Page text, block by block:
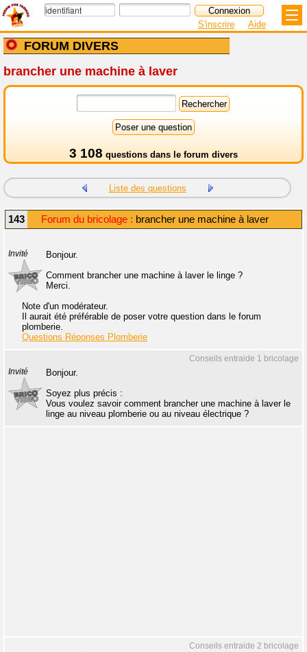
FORUM DIVERS
S'inscrire Aide
brancher une machine à laver
3 108 questions dans le forum divers
Liste des questions
143 Forum du bricolage : brancher une machine à laver
Invité
Bonjour.
Comment brancher une machine à laver le linge ?
Merci.
Note d'un modérateur.
Il aurait été préférable de poser votre question dans le forum
plomberie.
Questions Réponses Plomberie
Conseils entraide 1 bricolage
Invité
Bonjour.
Soyez plus précis :
Vous voulez savoir comment brancher une machine à laver le
linge au niveau plomberie ou au niveau électrique ?
Conseils entraide 2 bricolage